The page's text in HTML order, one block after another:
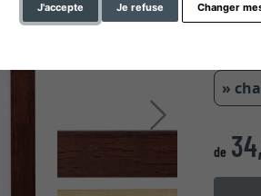
J'accepte Je refuse Changer
Continuer
»
de